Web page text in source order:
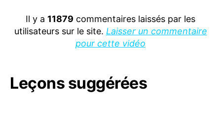
Il y a 11879 commentaires laissés par les
utilisateurs sur le site. Laisser un commentaire
pour cette vidéo
Leçons suggérées